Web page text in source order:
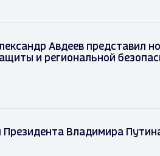
Авдеев представил
и региональной
Президента Владимира